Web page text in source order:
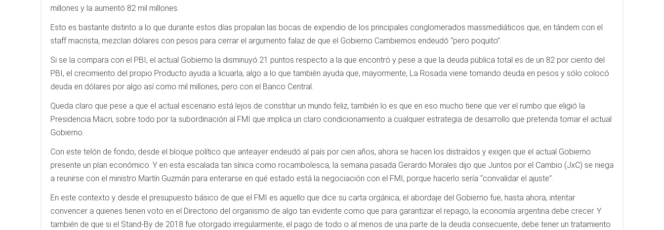
millones y la aumentó 82 mil millones.
Esto es bastante distinto a lo que durante estos días propalan las bocas de expendio de los principales conglomerados massmediáticos que, en tándem con el
staff macrista, mezclan dólares con pesos para cerrar el argumento falaz de que el Gobierno Cambiemos endeudó “pero poquito”.
Si se la compara con el PBI, el actual Gobierno la disminuyó 21 puntos respecto a la que encontró y pese a que la deuda pública total es de un 82 por ciento del
PBI, el crecimiento del propio Producto ayuda a licuarla, algo a lo que también ayuda que, mayormente, La Rosada viene tomando deuda en pesos y sólo colocó
deuda en dólares por algo así como mil millones, pero con el Banco Central.
Queda claro que pese a que el actual escenario está lejos de constituir un mundo feliz, también lo es que en eso mucho tiene que ver el rumbo que eligió la
Presidencia Macri, sobre todo por la subordinación al FMI que implica un claro condicionamiento a cualquier estrategia de desarrollo que pretenda tomar el actual
Gobierno.
Con este telón de fondo, desde el bloque político que anteayer endeudó al país por cien años, ahora se hacen los distraídos y exigen que el actual Gobierno
presente un plan económico. Y en esta escalada tan sínica como rocambolesca, la semana pasada Gerardo Morales dijo que Juntos por el Cambio (JxC) se niega
a reunirse con el ministro Martín Guzmán para enterarse en qué estado está la negociación con el FMI, porque hacerlo sería “convalidar el ajuste”.
En este contexto y desde el presupuesto básico de que el FMI es aquello que dice su carta orgánica, el abordaje del Gobierno fue, hasta ahora, intentar
convencer a quienes tienen voto en el Directorio del organismo de algo tan evidente como que para garantizar el repago, la economía argentina debe crecer. Y
también de que si el Stand-By de 2018 fue otorgado irregularmente, el pago de todo o al menos de una parte de la deuda consecuente, debe tener un tratamiento